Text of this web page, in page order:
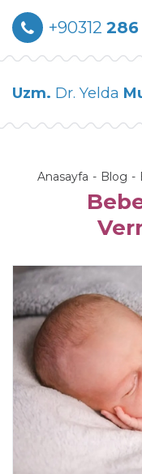
+90312 286
Uzm. Dr. Yelda
Anasayfa Blog